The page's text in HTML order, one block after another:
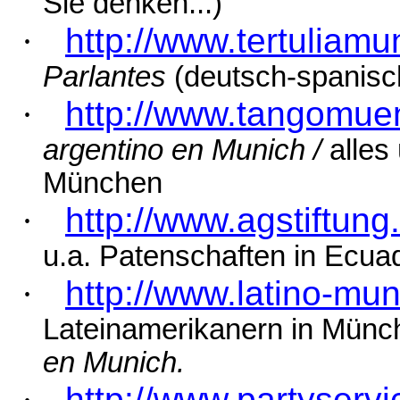
· http://
Parlantes (deutsch-
· http://
argentino en Munich /alles
München
· http://
u.a. Patenschaften in
· http://www.latino-
Lateinamerikanern in
en Munich.